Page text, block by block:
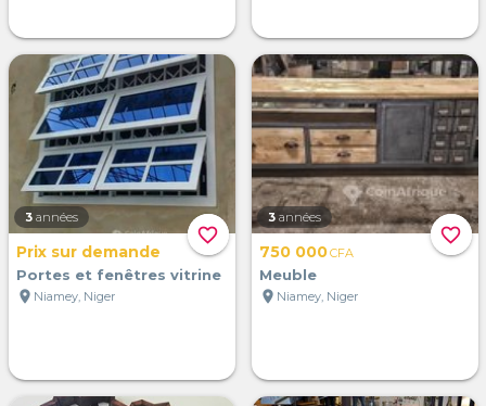
favorite_border
3 années
Prix sur demande
Portes et fenêtres vitrine
location_on Niamey, Niger
favorite_border
3 années
750 000CFA
Meuble
location_on Niamey, Niger